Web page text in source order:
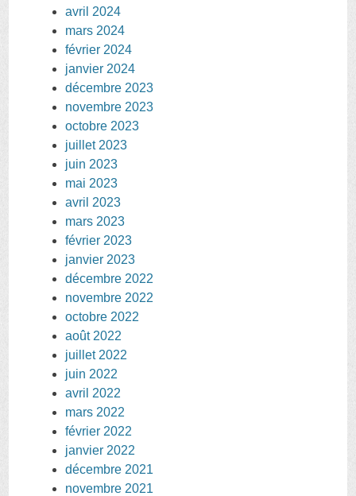
avril 2024
mars 2024
février 2024
janvier 2024
décembre 2023
novembre 2023
octobre 2023
juillet 2023
juin 2023
mai 2023
avril 2023
mars 2023
février 2023
janvier 2023
décembre 2022
novembre 2022
octobre 2022
août 2022
juillet 2022
juin 2022
avril 2022
mars 2022
février 2022
janvier 2022
décembre 2021
novembre 2021